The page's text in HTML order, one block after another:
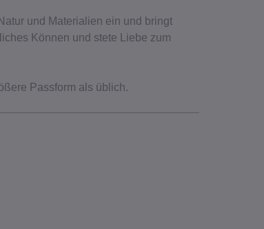
und Materialien ein und bringt
Können und stete Liebe zum
Passform als üblich.